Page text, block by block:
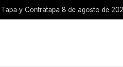
Tapa y Contratapa 8 de agosto de